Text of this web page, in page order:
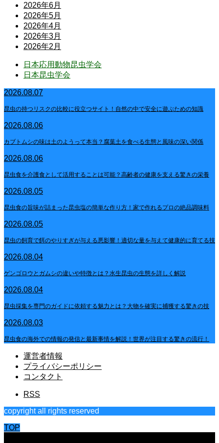
2026年6月
2026年5月
2026年4月
2026年3月
2026年2月
日本応用動物昆虫学会
日本昆虫学会
2026.08.07
昆虫の持つリスクの比較に役立つサイト！自然の中で安全に遊ぶための知識
2026.08.06
カブトムシの味は土のようって本当？腐葉土を食べる生態と風味の深い関係
2026.08.06
昆虫食を介護食として活用することは可能？高齢者の健康を支える驚きの栄養
2026.08.05
昆虫食の旨味が詰まった昆虫塩の簡単な作り方！家で作れるプロの絶品調味料
2026.08.05
昆虫の飼育で餌のやりすぎが与える悪影響！適切な量を与えて健康的に育てる技
2026.08.04
ゲンゴロウとガムシの違いや特徴とは？水生昆虫の生態を詳しく解説
2026.08.04
昆虫採集を専門のガイドに依頼する魅力とは？大物を確実に捕獲する驚きの技
2026.08.03
昆虫食の海外での情報の発信と最新事情を解説！世界が注目する驚きの流行！
運営者情報
プライバシーポリシー
コンタクト
RSS
copyright all rights reserved
TOP